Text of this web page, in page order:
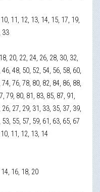
11, 12, 13, 14, 15, 17, 19,
33
20, 22, 24, 26, 28, 30, 32,
48, 50, 52, 54, 56, 58, 60,
76, 78, 80, 82, 84, 86, 88,
79, 80, 81, 83, 85, 87, 91,
27, 29, 31, 33, 35, 37, 39,
55, 57, 59, 61, 63, 65, 67
11, 12, 13, 14
16, 18, 20